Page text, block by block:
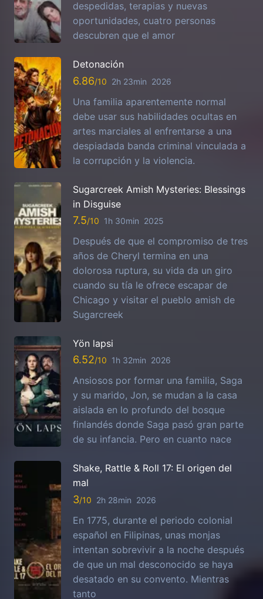
despedidas, terapias y nuevas
oportunidades, cuatro personas
descubren que el amor
Detonación
6.86 2h 23min 2026
Una familia aparentemente normal
debe usar sus habilidades ocultas en
artes marciales al enfrentarse a una
despiadada banda criminal vinculada a
la corrupción y la violencia.
Sugarcreek Amish Mysteries: Blessings
in Disguise
7.5 1h 30min 2025
Después de que el compromiso de tres
años de Cheryl termina en una
dolorosa ruptura, su vida da un giro
cuando su tía le ofrece escapar de
Chicago y visitar el pueblo amish de
Sugarcreek
Yön lapsi
6.52 1h 32min 2026
Ansiosos por formar una familia, Saga
y su marido, Jon, se mudan a la casa
aislada en lo profundo del bosque
finlandés donde Saga pasó gran parte
de su infancia. Pero en cuanto nace
Shake, Rattle & Roll 17: El origen del
mal
3 2h 28min 2026
En 1775, durante el periodo colonial
español en Filipinas, unas monjas
intentan sobrevivir a la noche después
de que un mal desconocido se haya
desatado en su convento. Mientras
tanto